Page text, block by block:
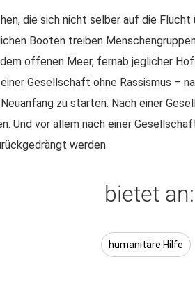
die sich nicht selber auf die
Booten treiben
offenen Meer, fernab jeglicher
Gesellschaft ohne Rassismus –
zu starten. Nach einer
Und vor allem nach einer
werden.
bietet an:
humanitäre Hilfe